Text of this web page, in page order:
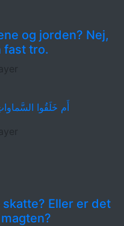
og jorden? Nej,
fast tro.
أَم خَلَقُوا
Eller er det